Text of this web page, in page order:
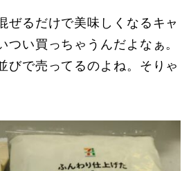
ぜるだけで美味しくなるキャ
つい買っちゃうんだよなぁ。
びで売ってるのよね。そりゃ